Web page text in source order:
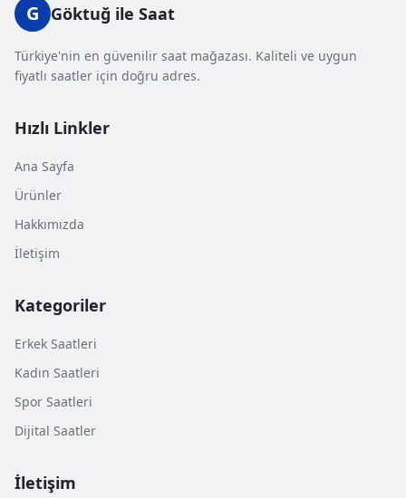
G Göktuğ ile Saat
Türkiye'nin en güvenilir saat mağazası. Kaliteli ve uygun
fiyatlı saatler için doğru adres.
Hızlı Linkler
Ana Sayfa
Ürünler
Hakkımızda
İletişim
Kategoriler
Erkek Saatleri
Kadın Saatleri
Spor Saatleri
Dijital Saatler
İletişim